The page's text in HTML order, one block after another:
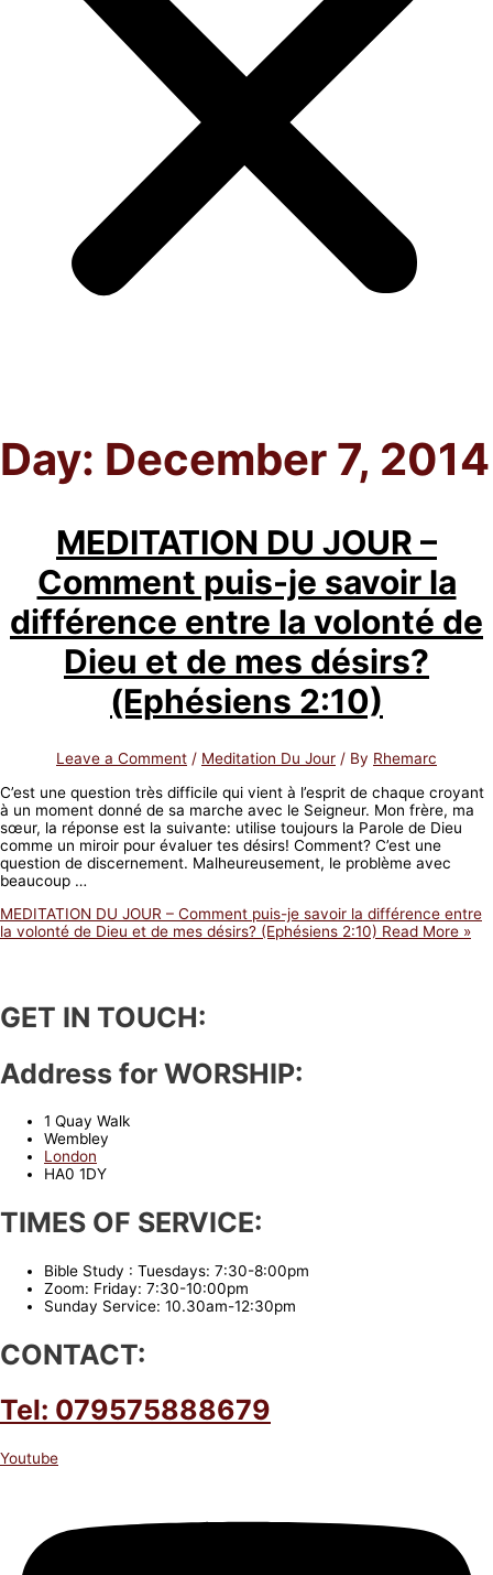
Day: December 7, 2014
MEDITATION DU JOUR –
Comment puis-je savoir la
différence entre la volonté de
Dieu et de mes désirs?
(Ephésiens 2:10)
Leave a Comment / Meditation Du Jour / By Rhemarc
C’est une question très difficile qui vient à l’esprit de chaque croyant
à un moment donné de sa marche avec le Seigneur. Mon frère, ma
sœur, la réponse est la suivante: utilise toujours la Parole de Dieu
comme un miroir pour évaluer tes désirs! Comment? C’est une
question de discernement. Malheureusement, le problème avec
beaucoup …
MEDITATION DU JOUR – Comment puis-je savoir la différence entre
la volonté de Dieu et de mes désirs? (Ephésiens 2:10) Read More »
GET IN TOUCH:
Address for WORSHIP:
1 Quay Walk
Wembley
London
HA0 1DY
TIMES OF SERVICE:
Bible Study : Tuesdays: 7:30-8:00pm
Zoom: Friday: 7:30-10:00pm
Sunday Service: 10.30am-12:30pm
CONTACT:
Tel: 079575888679
Youtube